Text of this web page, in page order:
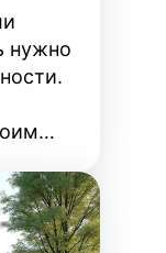
нужно